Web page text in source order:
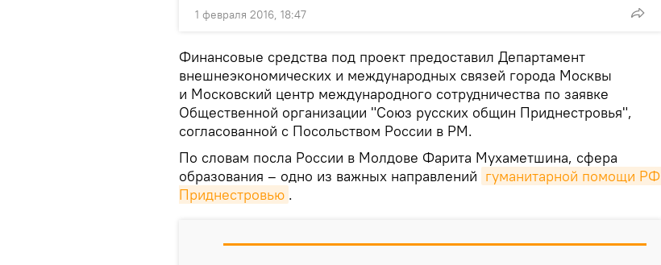
1 февраля 2016, 18:47
Финансовые средства под проект предоставил Департамент
внешнеэкономических и международных связей города Москвы
и Московский центр международного сотрудничества по заявке
Общественной организации "Союз русских общин Приднестровья",
согласованной с Посольством России в РМ.
По словам посла России в Молдове Фарита Мухаметшина, сфера
образования – одно из важных направлений гуманитарной помощи РФ
Приднестровью .